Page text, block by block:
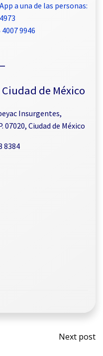
a una de las personas:
9946
de México
Insurgentes,
07020, Ciudad de México
8384
Next post